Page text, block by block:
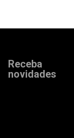
Receba
novidades